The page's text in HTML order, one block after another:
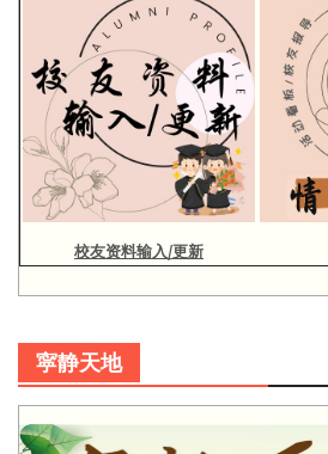
校友资料输入/更新
寜静天地